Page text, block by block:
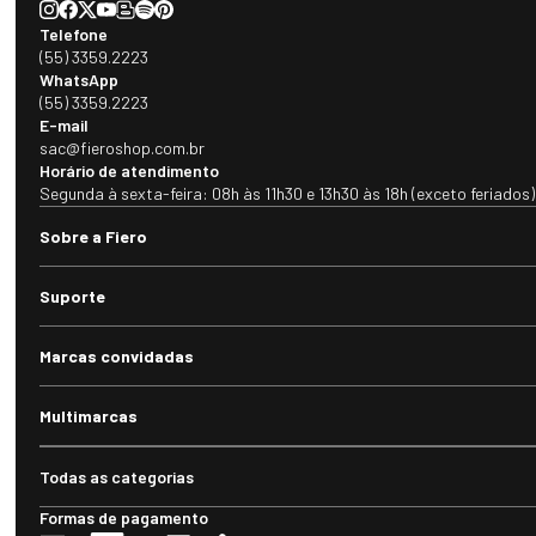
Telefone
(55) 3359.2223
WhatsApp
(55) 3359.2223
E-mail
sac@fieroshop.com.br
Horário de atendimento
Segunda à sexta-feira: 08h às 11h30 e 13h30 às 18h (exceto feriados)
Sobre a Fiero
Suporte
Marcas convidadas
Multimarcas
Todas as categorias
Formas de pagamento